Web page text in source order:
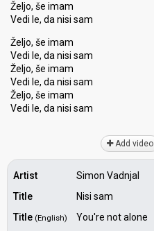
Željo, še imam
Vedi le, da nisi sam
Željo, še imam
Vedi le, da nisi sam
Željo, še imam
Vedi le, da nisi sam
Željo, še imam
Vedi le, da nisi ѕаm
Add video
Artist
Simon Vadnjal
Title
Nisi sam
Title (English) You're not alone